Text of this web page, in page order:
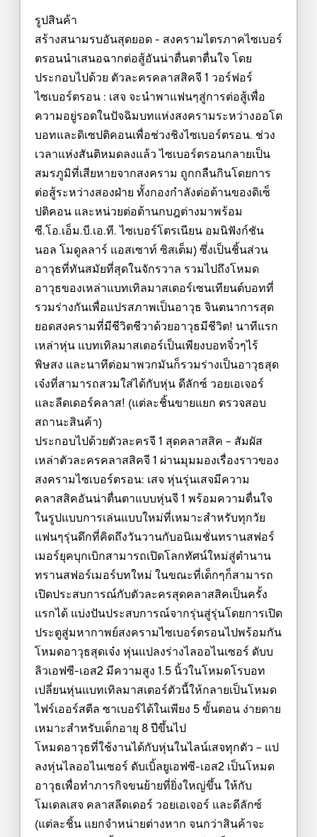
รูปสินค้า
สร้างสนามรบอันสุดยอด - สงครามไตรภาคไซเบอร์
ตรอนนำเสนอฉากต่อสู้อันน่าตื่นตาตื่นใจ โดย
ประกอบไปด้วย ตัวละครคลาสสิคจี 1 วอร์ฟอร์
ไซเบอร์ตรอน : เสจ จะนำพาแฟนๆสู่การต่อสู้เพื่อ
ความอยู่รอดในปัจฉิมบทแห่งสงครามระหว่างออโต
บอทและดิเซปติคอนเพื่อช่วงชิงไซเบอร์ตรอน. ช่วง
เวลาแห่งสันติหมดลงแล้ว ไซเบอร์ตรอนกลายเป็น
สมรภูมิที่เสียหายจากสงคราม ถูกกลืนกินโดยการ
ต่อสู้ระหว่างสองฝ่าย ทั้งกองกำลังต่อต้านของดิเซ็
ปติคอน และหน่วยต่อต้านกบฎต่างมาพร้อม
ซี.โอ.เอ็ม.บี.เอ.ที. ไซเบอร์โตรเนียน อมนิฟังก์ชัน
นอล โมดูลลาร์ แอสเซาท์ ซิสเต็ม) ซึ่งเป็นชิ้นส่วน
อาวุธที่ทันสมัยที่สุดในจักรวาล รวมไปถึงโหมด
อาวุธของเหล่าแบทเทิลมาสเตอร์เซนเทียนต์บอทที่
รวมร่างกันเพื่อแปรสภาพเป็นอาวุธ จินตนาการสุด
ยอดสงครามที่มีชีวิตชีวาด้วยอาวุธมีชีวิต! นาทีแรก
เหล่าหุ่น แบทเทิลมาสเตอร์เป็นเพียงบอทจิ๋วๆไร้
พิษสง และนาทีต่อมาพวกมันก็รวมร่างเป็นอาวุธสุด
เจ๋งที่สามารถสวมใส่ได้กับหุ่น ดีลักซ์ วอยเอเจอร์
และลีดเดอร์คลาส! (แต่ละชิ้นขายแยก ตรวจสอบ
สถานะสินค้า)
ประกอบไปด้วยตัวละครจี 1 สุดคลาสสิค – สัมผัส
เหล่าตัวละครคลาสสิคจี 1 ผ่านมุมมองเรื่องราวของ
สงครามไซเบอร์ตรอน: เสจ หุ่นรุ่นเสจมีความ
คลาสสิคอันน่าตื่นตาแบบหุ่นจี 1 พร้อมความตื่นใจ
ในรูปแบบการเล่นแบบใหม่ที่เหมาะสำหรับทุกวัย
แฟนๆรุ่นดึกที่คิดถึงวันวานกับอนิเมชั่นทรานสฟอร์
เมอร์ยุคบุกเบิกสามารถเปิดโลกทัศน์ใหม่สู่ตำนาน
ทรานสฟอร์เมอร์บทใหม่ ในขณะที่เด็กๆก็สามารถ
เปิดประสบการณ์กับตัวละครสุดคลาสสิคเป็นครั้ง
แรกได้ แบ่งปันประสบการณ์จากรุ่นสู่รุ่นโดยการเปิด
ประตูสู่มหากาพย์สงครามไซเบอร์ตรอนไปพร้อมกัน
โหมดอาวุธสุดเจ๋ง หุ่นแปลงร่างไลออไนเซอร์ ดับบ
ลิวเอฟซี-เอส2 มีความสูง 1.5 นิ้วในโหมดโรบอท
เปลี่ยนหุ่นแบทเทิลมาสเตอร์ตัวนี้ให้กลายเป็นโหมด
ไฟร์เออร์สตีล ซาเบอร์ได้ในเพียง 5 ขั้นตอน ง่ายดาย
เหมาะสำหรับเด็กอายุ 8 ปีขึ้นไป
โหมดอาวุธที่ใช้งานได้กับหุ่นในไลน์เสจทุกตัว – แป
ลงหุ่นไลออไนเซอร์ ดับเบิ้ลยูเอฟซี-เอส2 เป็นโหมด
อาวุธเพื่อทำภารกิจขนย้ายที่ยิ่งใหญ่ขึ้น ให้กับ
โมเดลเสจ คลาสลีดเดอร์ วอยเอเจอร์ และดีลักซ์
(แต่ละชิ้น แยกจำหน่ายต่างหาก จนกว่าสินค้าจะ